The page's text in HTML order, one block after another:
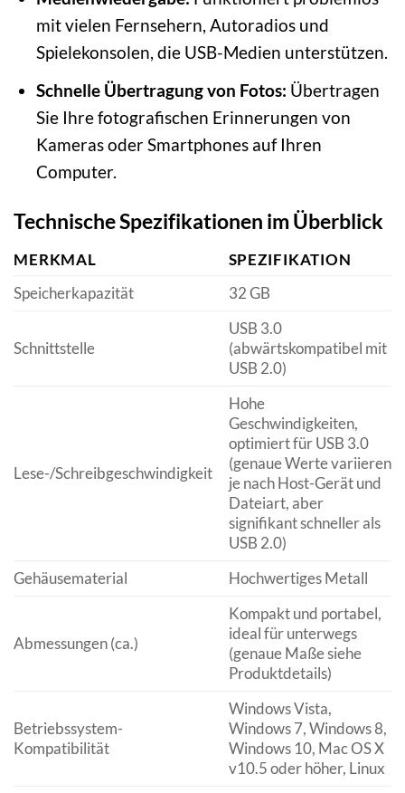
mit vielen Fernsehern, Autoradios und
Spielekonsolen, die USB-Medien unterstützen.
Schnelle Übertragung von Fotos: Übertragen
Sie Ihre fotografischen Erinnerungen von
Kameras oder Smartphones auf Ihren
Computer.
Technische Spezifikationen im Überblick
MERKMAL
SPEZIFIKATION
Speicherkapazität
32 GB
Schnittstelle
USB 3.0
(abwärtskompatibel mit
USB 2.0)
Lese-/Schreibgeschwindigkeit
Hohe
Geschwindigkeiten,
optimiert für USB 3.0
(genaue Werte variieren
je nach Host-Gerät und
Dateiart, aber
signifikant schneller als
USB 2.0)
Gehäusematerial
Hochwertiges Metall
Abmessungen (ca.)
Kompakt und portabel,
ideal für unterwegs
(genaue Maße siehe
Produktdetails)
Betriebssystem-
Kompatibilität
Windows Vista,
Windows 7, Windows 8,
Windows 10, Mac OS X
v10.5 oder höher, Linux